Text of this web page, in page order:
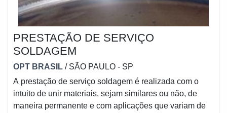
PRESTAÇÃO DE SERVIÇO
SOLDAGEM
OPT BRASIL / SÃO PAULO - SP
A prestação de serviço soldagem é realizada com o
intuito de unir materiais, sejam similares ou não, de
maneira permanente e com aplicações que variam de